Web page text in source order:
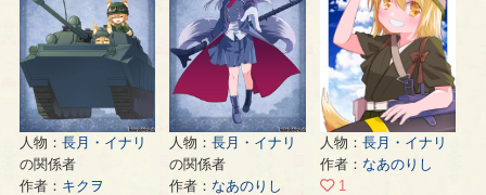
ジ
ー
ジ
ー
ジ
人物： 長月・イナリ
の関係者
作者： キクヲ
人物：長月・イナリ
の関係者
作者：なあのりし
人物： 長月・イナリ
作者： なあのりし
1